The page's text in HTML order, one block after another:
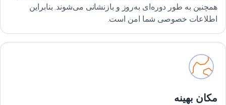
همچنین به طور دوره‌ای به‌روز و بازنشانی می‌شوند. بنابراین
اطلاعات خصوصی شما امن است.
مکان بهینه